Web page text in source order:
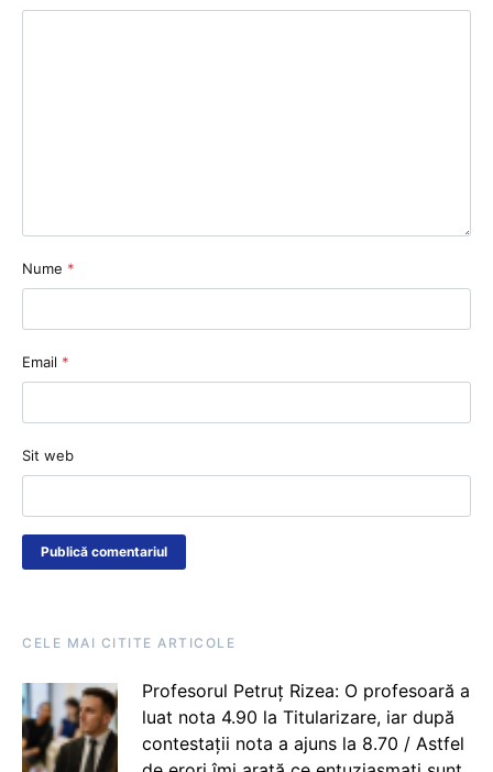
Nume *
Email *
Sit web
CELE MAI CITITE ARTICOLE
Profesorul Petruț Rizea: O profesoară a
luat nota 4.90 la Titularizare, iar după
contestații nota a ajuns la 8.70 / Astfel